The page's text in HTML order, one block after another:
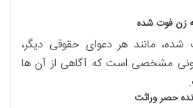
زن فوت شده
شده، مانند هر دعوای حقوقی دیگر،
مشخصی است که آگاهی از آن ها